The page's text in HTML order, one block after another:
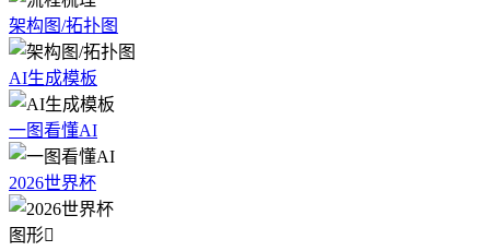
架构图/拓扑图
AI生成模板
一图看懂AI
2026世界杯
图形